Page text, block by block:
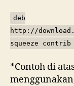
deb
http://
squeeze contrib
*Contoh di
menggunakan